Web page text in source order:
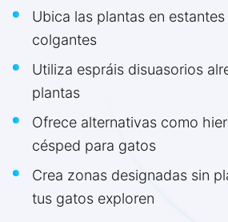
Ubica las plantas en
colgantes
Utiliza espráis disuasorios
plantas
Ofrece alternativas como
césped para gatos
Crea zonas designadas sin
tus gatos exploren